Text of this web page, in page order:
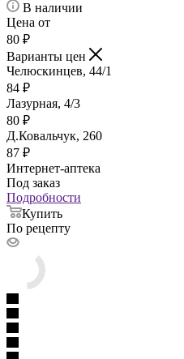
В наличии
Цена от
80 ₽
Варианты цен
Челюскинцев, 44/1
84 ₽
Лазурная, 4/3
80 ₽
Д.Ковальчук, 260
87 ₽
Интернет-аптека
Под заказ
Подробности
Купить
По рецепту